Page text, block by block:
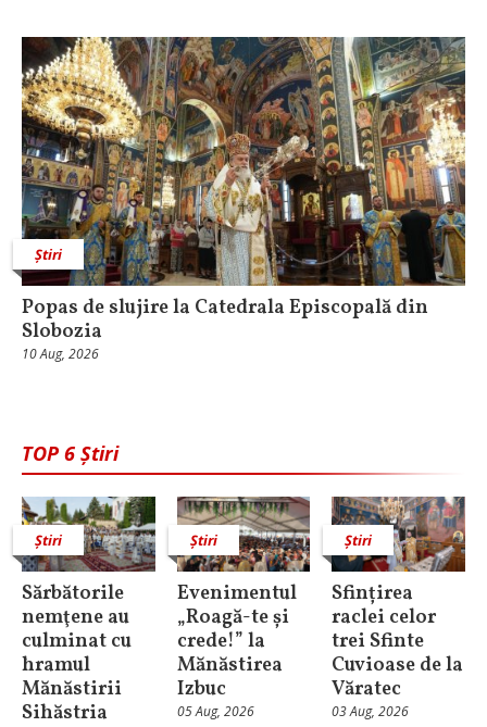
Știri
Popas de slujire la Catedrala Episcopală din
Slobozia
10 Aug, 2026
TOP 6 Știri
Știri
Sărbătorile
nemţene au
culminat cu
hramul
Mănăstirii
Sihăstria
Știri
Evenimentul
„Roagă-te și
crede!” la
Mănăstirea
Izbuc
05 Aug, 2026
Știri
Sfințirea
raclei celor
trei Sfinte
Cuvioase de la
Văratec
03 Aug, 2026